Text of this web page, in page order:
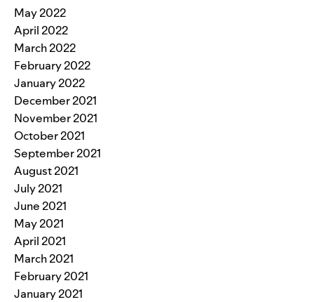
May 2022
April 2022
March 2022
February 2022
January 2022
December 2021
November 2021
October 2021
September 2021
August 2021
July 2021
June 2021
May 2021
April 2021
March 2021
February 2021
January 2021